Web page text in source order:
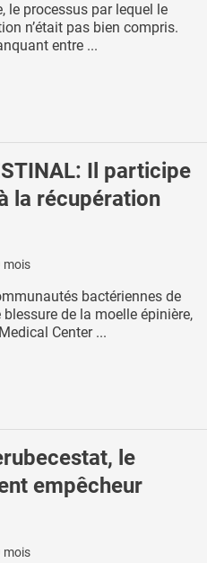
le processus par lequel le
n’était pas bien compris.
entre ...
Il participe
la récupération
mois
bactériennes de
de la moelle épinière,
Center ...
le
empêcheur
mois